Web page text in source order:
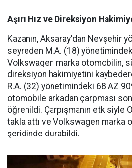
Aşırı Hız ve Direksiyon
Kazanın, Aksaray'dan Nevşehir
seyreden M.A. (18)
Volkswagen marka otomobilin,
direksiyon hakimiyetini
R.A. (32) yönetimindeki 68 AZ
otomobile arkadan çarpması
öğrenildi. Çarpışmanın etkisiyle
takla attı ve Volkswagen marka
şeridinde durabildi.